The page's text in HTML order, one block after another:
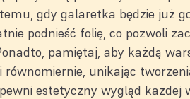
gdy galaretka będzie już
podnieść folię, co pozwoli
pamiętaj, aby każdą
równomiernie, unikając
estetyczny wygląd każdej